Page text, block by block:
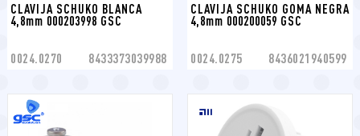
CLAVIJA SCHUKO BLANCA
4,8mm 000203998 GSC
0024.0270 8433373039988
CLAVIJA SCHUKO GOMA NEGRA
4,8mm 000200059 GSC
0024.0275 8436021940599